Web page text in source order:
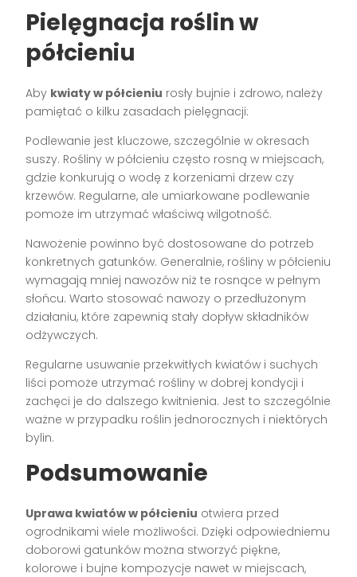
Pielęgnacja roślin w
półcieniu
Aby kwiaty w półcieniu rosły bujnie i zdrowo, należy
pamiętać o kilku zasadach pielęgnacji:
Podlewanie jest kluczowe, szczególnie w okresach
suszy. Rośliny w półcieniu często rosną w miejscach,
gdzie konkurują o wodę z korzeniami drzew czy
krzewów. Regularne, ale umiarkowane podlewanie
pomoże im utrzymać właściwą wilgotność.
Nawożenie powinno być dostosowane do potrzeb
konkretnych gatunków. Generalnie, rośliny w półcieniu
wymagają mniej nawozów niż te rosnące w pełnym
słońcu. Warto stosować nawozy o przedłużonym
działaniu, które zapewnią stały dopływ składników
odżywczych.
Regularne usuwanie przekwitłych kwiatów i suchych
liści pomoże utrzymać rośliny w dobrej kondycji i
zachęci je do dalszego kwitnienia. Jest to szczególnie
ważne w przypadku roślin jednorocznych i niektórych
bylin.
Podsumowanie
Uprawa kwiatów w półcieniu otwiera przed
ogrodnikami wiele możliwości. Dzięki odpowiedniemu
doborowi gatunków można stworzyć piękne,
kolorowe i bujne kompozycje nawet w miejscach,